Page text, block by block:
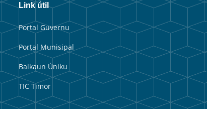
Link útil
Portal Guvernu
Portal Munisipal
Balkaun Úniku
TIC Timor